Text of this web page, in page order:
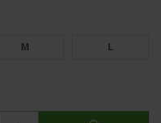
M L